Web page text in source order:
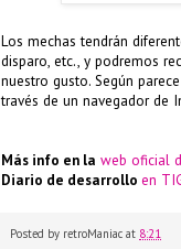
Los mechas tendrán
disparo, etc., y podremos
nuestro gusto. Según
través de un navegador de
Más info en la web oficial
Diario de desarrollo en
Posted by retroManiac at 8:21